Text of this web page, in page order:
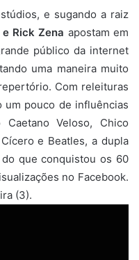
e sugando a raiz
Rick Zena apostam em
público da internet
uma maneira muito
Com releituras
um pouco de influências
Veloso, Chico
e Beatles, a dupla
que conquistou os 60
no Facebook.
(3).